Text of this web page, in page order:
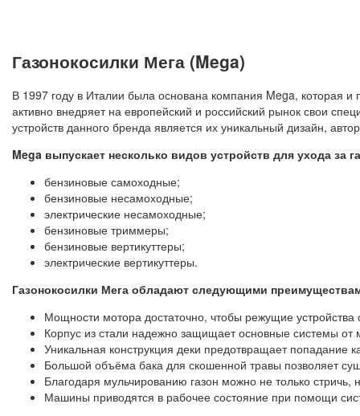
Газонокосилки Мега (Mega)
В 1997 году в Италии была основана компания Mega, которая и
активно внедряет на европейский и российский рынок свои
устройств данного бренда является их уникальный дизайн,
Mega выпускает несколько видов устройств для ухода за
бензиновые самоходные;
бензиновые несамоходные;
электрические несамоходные;
бензиновые триммеры;
бензиновые вертикуттеры;
электрические вертикуттеры.
Газонокосилки Мега обладают следующими
Мощности мотора достаточно, чтобы режущие
Корпус из стали надежно защищает основные системы от
Уникальная конструкция деки предотвращает попадание
Большой объёма бака для скошенной травы позволяет
Благодаря мульчированию газон можно не только
Машины приводятся в рабочее состояние при помощи